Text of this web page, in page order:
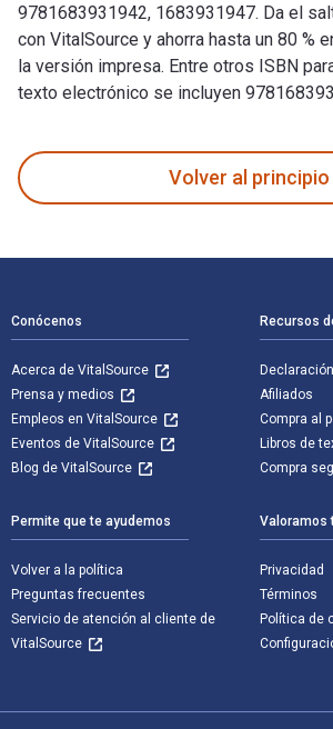
9781683931942, 1683931947. Da el
con VitalSource y ahorra hasta un 80 %
la versión impresa. Entre otros ISBN
texto electrónico se incluyen
Volver al principio
Conócenos
Acerca de VitalSource
Prensa y medios
Empleos en VitalSource
Eventos de VitalSource
Blog de VitalSource
Recursos
Afiliados
Compra al
Libros de
Compra
Permite que te ayudemos
Volver a la política
Preguntas frecuentes
Servicio de atención al cliente de
VitalSource
Valoramos
Privacidad
Términos
Política de